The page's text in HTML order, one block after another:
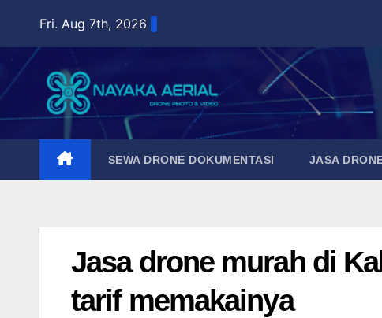
content
Fri. Aug 7th, 2026
SEWA DRONE DOKUMENTASI JASA
Jasa drone murah di
tarif memakainya